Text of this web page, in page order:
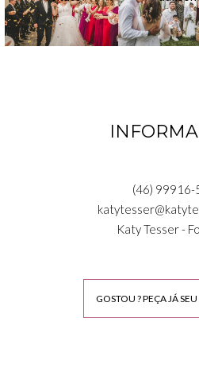
(46) 99916-
Katy Tesser -
GOSTOU ? PEÇA JÁ